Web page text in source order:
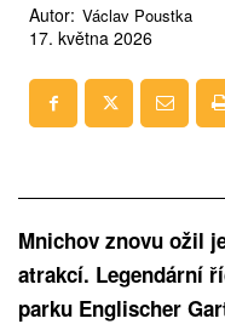
Autor: Václav Poustka
17. května 2026
Mnichov znovu ožil
atrakcí. Legendární
parku Englischer